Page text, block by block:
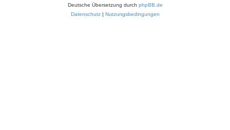
Deutsche Übersetzung durch phpBB.de
Datenschutz| Nutzungsbedingungen